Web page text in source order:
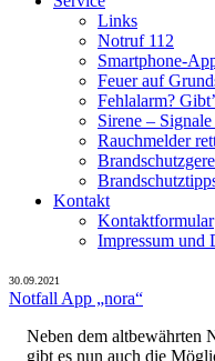
Links
Notruf 112
Smartphone-
Feuer auf
Fehlalarm?
Sirene –
Rauchmelder
Kontakt
Kontaktformular
Impressum und
30.09.2021
Notfall App „nora“
Neben dem altbewährten
gibt es nun auch die